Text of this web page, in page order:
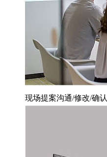
现场提案沟通/修改/确认